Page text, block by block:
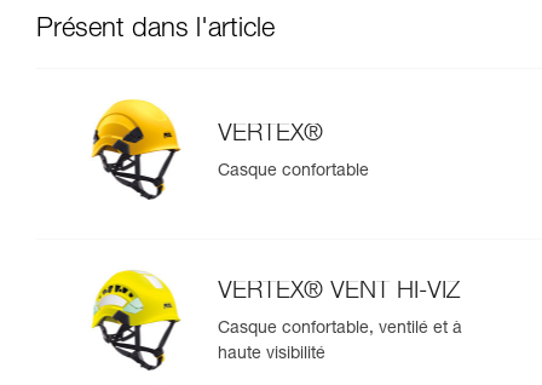
Présent dans l'article
VERTEX®
Casque confortable
VERTEX® VENT HI-VIZ
Casque confortable, ventilé et à
haute visibilité